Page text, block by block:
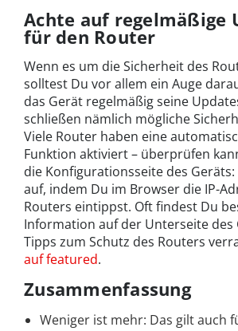
Achte auf regelmäßige
für den Router
Wenn es um die Sicherheit des
solltest Du vor allem ein Auge
das Gerät regelmäßig seine
schließen nämlich mögliche
Viele Router haben eine
Funktion aktiviert – überprüfen
die Konfigurationsseite des
auf, indem Du im Browser die IP-
Routers eintippst. Oft findest Du
Information auf der Unterseite des
Tipps zum Schutz des Routers
auf featured.
Zusammenfassung
Weniger ist mehr: Das gilt auch